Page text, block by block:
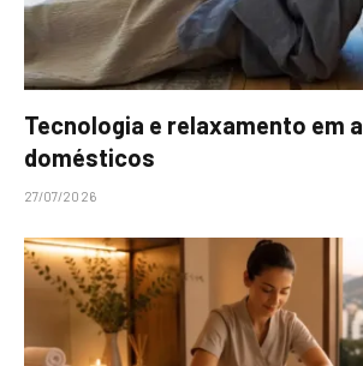
Tecnologia e relaxamento em
domésticos
27/07/2026